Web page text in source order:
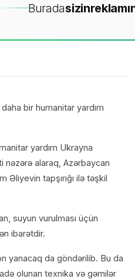
Buradasizin
bir humanitar yardım
yardım Ukrayna
nəzərə alaraq, Azərbaycan
Əliyevin tapşırığı ilə təşkil
suyun vurulması üçün
ibarətdir.
yanacaq da göndərilib. Bu da
olunan texnika və gəmilər